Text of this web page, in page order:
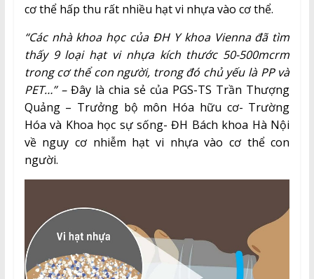
cơ thể hấp thu rất nhiều hạt vi nhựa vào cơ thể.
“Các nhà khoa học của ĐH Y khoa Vienna đã tìm
thấy 9 loại hạt vi nhựa kích thước 50-500mcrm
trong cơ thể con người, trong đó chủ yếu là PP và
PET…” – Đây là chia sẻ của PGS-TS Trần Thượng
Quảng – Trưởng bộ môn Hóa hữu cơ- Trường
Hóa và Khoa học sự sống- ĐH Bách khoa Hà Nội
về nguy cơ nhiễm hạt vi nhựa vào cơ thể con
người.